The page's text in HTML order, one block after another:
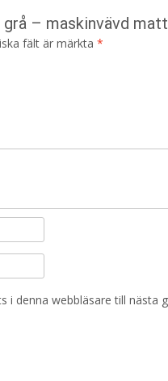
– maskinvävd
fält är märkta *
i denna webbläsare till nästa